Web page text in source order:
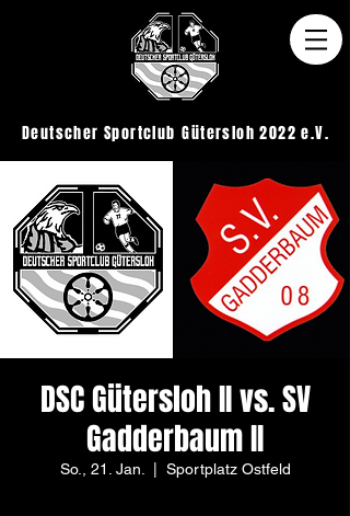
Gütersloh 2022 e.V.
Deutscher Sportclub
DSC Gütersloh II vs. SV
Gadderbaum II
So., 21. Jan. Sportplatz Ostfeld